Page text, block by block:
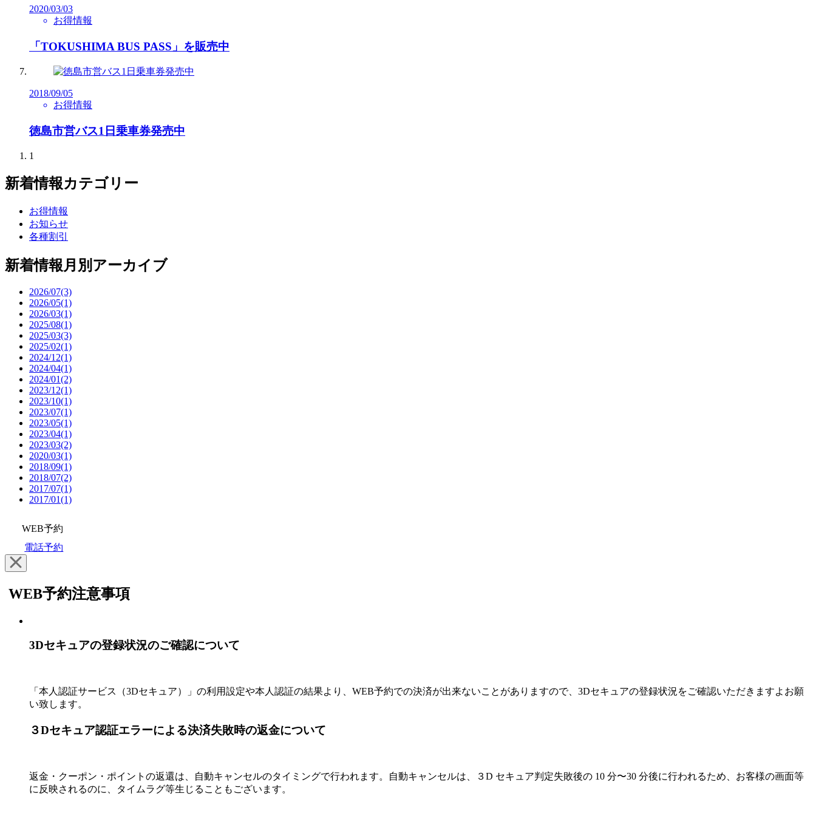
2020/03/03
お得情報
「TOKUSHIMA BUS PASS」を販売中
2018/09/05
お得情報
徳島市営バス1日乗車券発売中
1
新着情報カテゴリー
お得情報
お知らせ
各種割引
新着情報月別アーカイブ
2026/07(3)
2026/05(1)
2026/03(1)
2025/08(1)
2025/03(3)
2025/02(1)
2024/12(1)
2024/04(1)
2024/01(2)
2023/12(1)
2023/10(1)
2023/07(1)
2023/05(1)
2023/04(1)
2023/03(2)
2020/03(1)
2018/09(1)
2018/07(2)
2017/07(1)
2017/01(1)
WEB予約
電話予約
WEB予約注意事項
3Dセキュアの登録状況のご確認について
「本人認証サービス（3Dセキュア）」の利用設定や本人認証の結果より、WEB予約での決済が出来ないことがありますので、3Dセキュアの登録状況をご確認いただきますよお願
い致します。
３Dセキュア認証エラーによる決済失敗時の返金について
返金・クーポン・ポイントの返還は、自動キャンセルのタイミングで行われます。自動キャンセルは、３D セキュア判定失敗後の 10 分〜30 分後に行われるため、お客様の画面等
に反映されるのに、タイムラグ等生じることもございます。